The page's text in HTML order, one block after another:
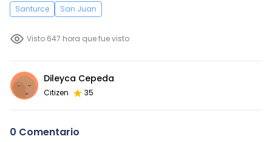
Santurce San Juan
Visto 647 hora que fue visto
Dileyca Cepeda
Citizen 35
0 Comentario